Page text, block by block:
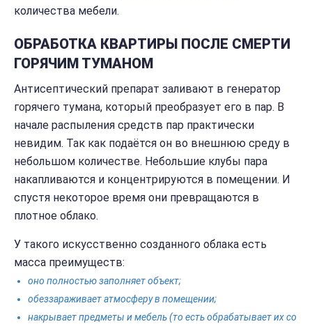
количества мебели.
ОБРАБОТКА КВАРТИРЫ ПОСЛЕ СМЕРТИ
ГОРЯЧИМ ТУМАНОМ
Антисептический препарат заливают в генератор
горячего тумана, который преобразует его в пар. В
начале распыления средств пар практически
невидим. Так как подаётся он во внешнюю среду в
небольшом количестве. Небольшие клубы пара
накапливаются и концентрируются в помещении. И
спустя некоторое время они превращаются в
плотное облако.
У такого искусственно созданного облака есть
масса преимуществ:
оно полностью заполняет объект;
обеззараживает атмосферу в помещении;
накрывает предметы и мебель (то есть обрабатывает их со